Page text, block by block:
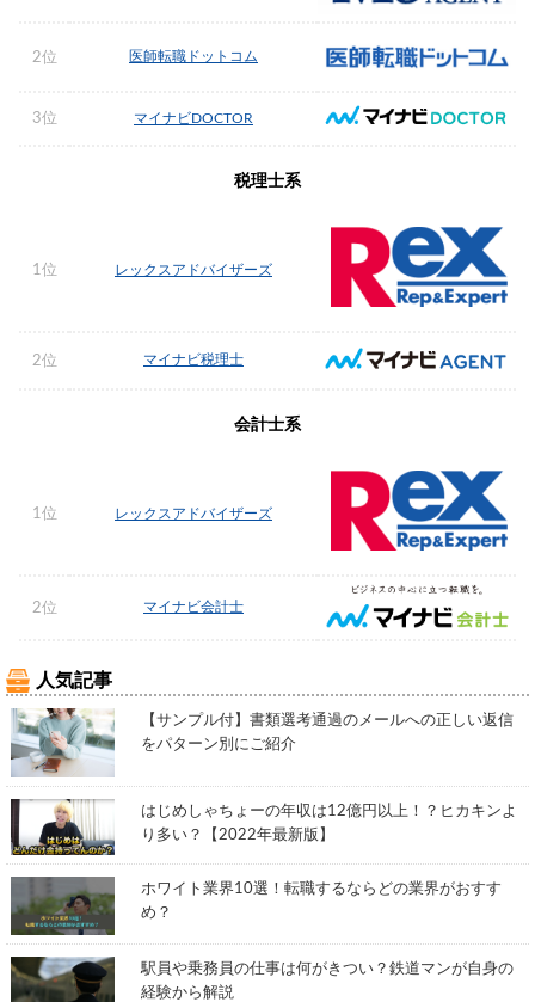
2位 医師転職ドットコム
3位 マイナビDOCTOR
税理士系
1位 レックスアドバイザーズ
2位 マイナビ税理士
会計士系
1位 レックスアドバイザーズ
2位 マイナビ会計士
人気記事
【サンプル付】書類選考通過のメールへの正しい返信
をパターン別にご紹介
はじめしゃちょーの年収は12億円以上！？ヒカキンよ
り多い？【2022年最新版】
ホワイト業界10選！転職するならどの業界がおすす
め？
駅員や乗務員の仕事は何がきつい？鉄道マンが自身の
経験から解説